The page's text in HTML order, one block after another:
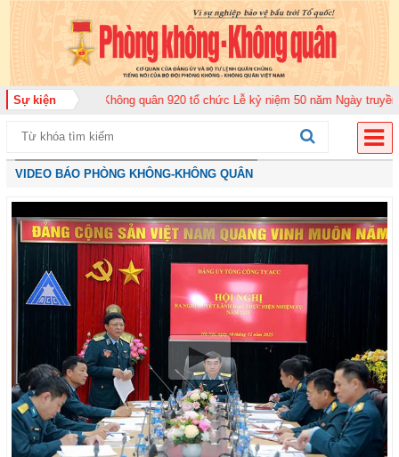
Sự kiện
Không quân 920 tổ chức Lễ kỷ niệm 50 năm Ngày truyền thống (12-11-
VIDEO BÁO PHÒNG KHÔNG-KHÔNG QUÂN